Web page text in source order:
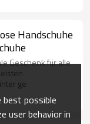
Handschuhe
Geschenk für alle
ge
possible
user behavior in